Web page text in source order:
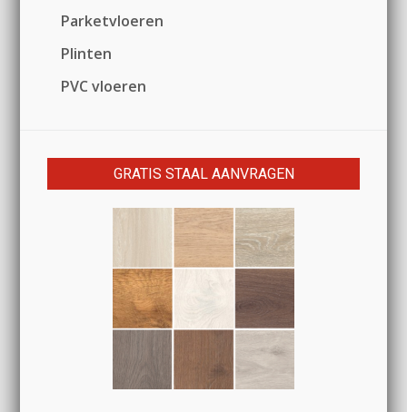
Parketvloeren
Plinten
PVC vloeren
GRATIS STAAL AANVRAGEN